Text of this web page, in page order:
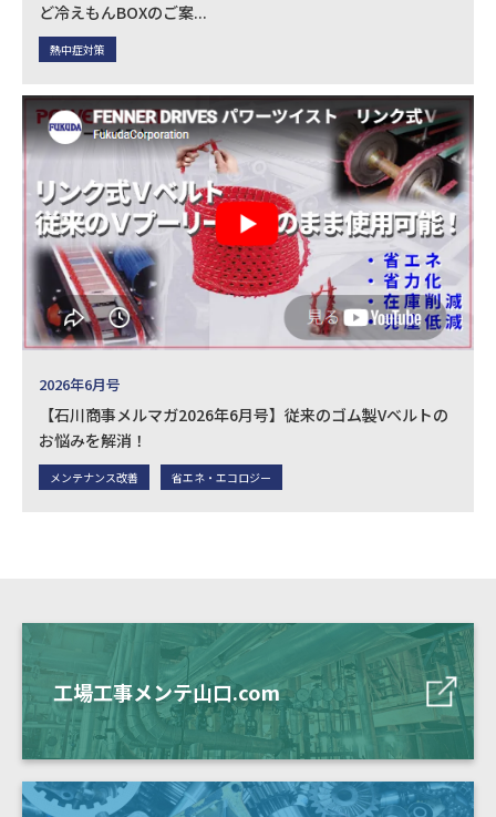
ど冷えもんBOXのご案...
熱中症対策
2026年6月号
【石川商事メルマガ2026年6月号】従来のゴム製Vベルトの
お悩みを解消！
メンテナンス改善 省エネ・エコロジー
工場工事メンテ山口.com